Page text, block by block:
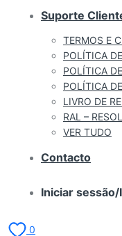
Suporte
TERMOS E
POLÍTICA
POLÍTICA
POLÍTICA
LIVRO DE
RAL –
VER TUDO
Contacto
Iniciar
0